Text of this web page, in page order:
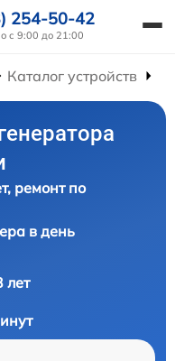
254-50-42
с 9:00 до 21:00
Каталог устройств
ремонт по
в день
лет